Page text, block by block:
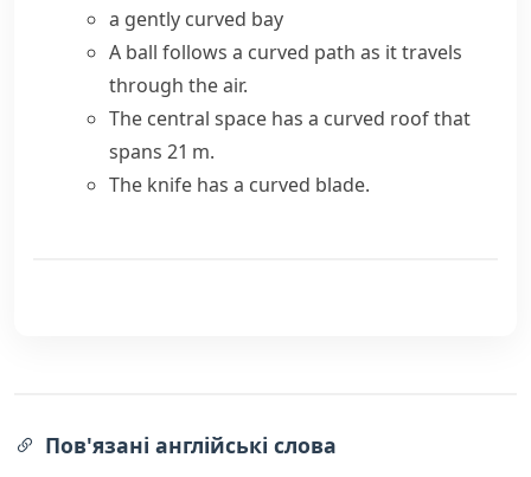
a gently curved bay
A ball follows a curved path as it travels
through the air.
The central space has a curved roof that
spans 21 m.
The knife has a curved blade.
Пов'язані англійські слова